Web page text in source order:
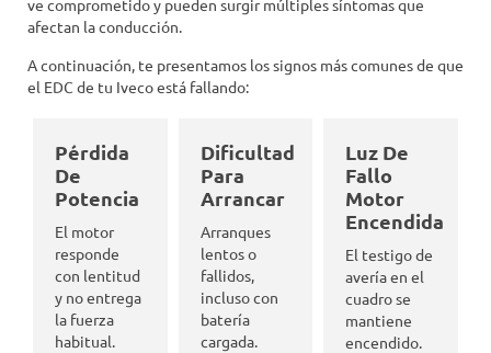
ve comprometido y pueden surgir múltiples síntomas que
afectan la conducción.
A continuación, te presentamos los signos más comunes de que
el EDC de tu Iveco está fallando:
Pérdida
De
Potencia
El motor
responde
con lentitud
y no entrega
la fuerza
habitual.
Dificultad
Para
Arrancar
Arranques
lentos o
fallidos,
incluso con
batería
cargada.
Luz De
Fallo
Motor
Encendida
El testigo de
avería en el
cuadro se
mantiene
encendido.